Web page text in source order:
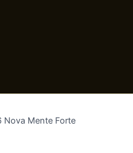
Mente Forte